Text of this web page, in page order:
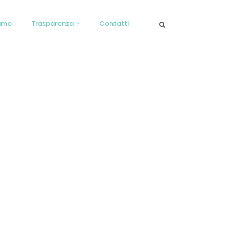
Trasparenza Contatti